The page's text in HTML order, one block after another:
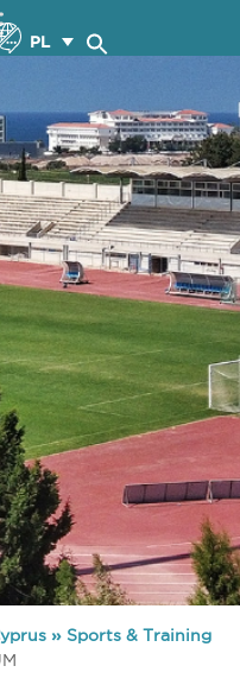
PL
» Sports & Training